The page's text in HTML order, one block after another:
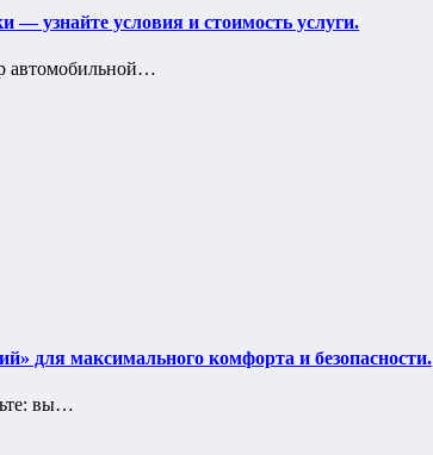
— узнайте условия и стоимость услуги.
автомобильной…
для максимального комфорта и безопасности.
вы…